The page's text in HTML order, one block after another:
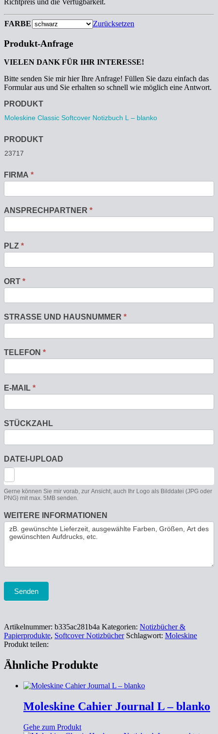
FARBE Zurücksetzen
Produkt-Anfrage
VIELEN DANK FÜR IHR INTERESSE!
Bitte senden Sie mir hier Ihre Anfrage! Füllen Sie dazu einfach das
Formular aus und Sie erhalten so schnell wie möglich eine Antwort.
Anfrage
PRODUKT
PRODUKT
FIRMA *
ANSPRECHPARTNER *
PLZ *
ORT *
STRASSE UND HAUSNUMMER *
TELEFON *
E-MAIL *
STÜCKZAHL
DATEI-UPLOAD
Gerne können Sie mir vorab, zur Ansicht, auch Ihr Logo als Bilddatei (JPG oder
PNG) mit max. 5MB senden.
WEITERE INFORMATIONEN
Senden
Artikelnummer: b335ac281b4a Kategorien: Notizbücher &
Papierprodukte, Softcover Notizbücher Schlagwort: Moleskine
Produkt teilen:
Ähnliche Produkte
Moleskine Cahier Journal L – blanko
Gehe zum Produkt